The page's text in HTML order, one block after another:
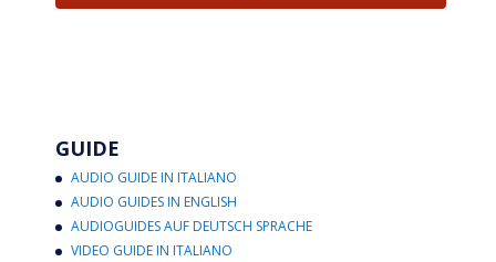
GUIDE
AUDIO GUIDE IN ITALIANO
AUDIO GUIDES IN ENGLISH
AUDIOGUIDES AUF DEUTSCH SPRACHE
VIDEO GUIDE IN ITALIANO